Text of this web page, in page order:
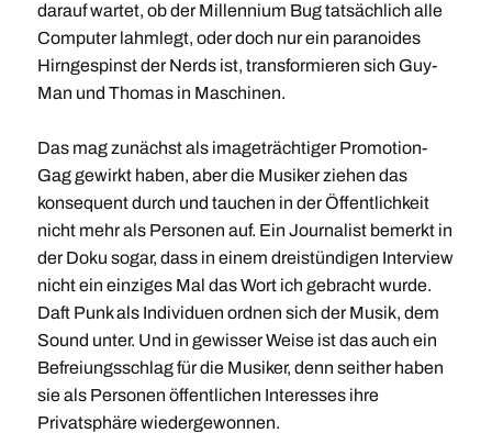
darauf wartet, ob der Millennium Bug tatsächlich alle
Computer lahmlegt, oder doch nur ein paranoides
Hirngespinst der Nerds ist, transformieren sich Guy-
Man und Thomas in Maschinen.
Das mag zunächst als imageträchtiger Promotion-
Gag gewirkt haben, aber die Musiker ziehen das
konsequent durch und tauchen in der Öffentlichkeit
nicht mehr als Personen auf. Ein Journalist bemerkt in
der Doku sogar, dass in einem dreistündigen Interview
nicht ein einziges Mal das Wort ich gebracht wurde.
Daft Punk als Individuen ordnen sich der Musik, dem
Sound unter. Und in gewisser Weise ist das auch ein
Befreiungsschlag für die Musiker, denn seither haben
sie als Personen öffentlichen Interesses ihre
Privatsphäre wiedergewonnen.